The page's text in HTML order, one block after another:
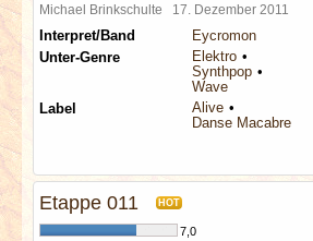
Michael Brinkschulte 17. Dezember 2011
Interpret/Band
Eycromon
Unter-Genre
Elektro
Synthpop
Wave
Label
Alive
Danse Macabre
Etappe 011 HOT
7,0